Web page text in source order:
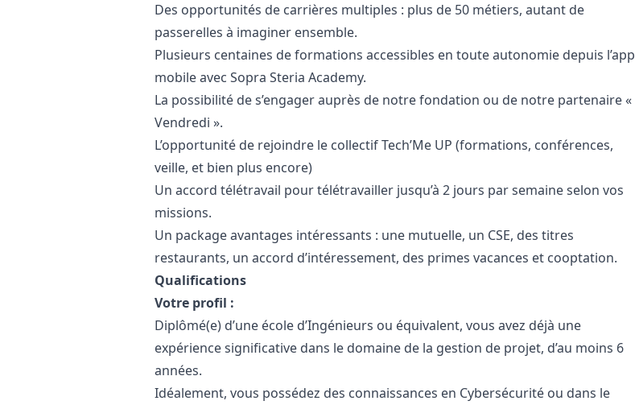
Des opportunités de carrières multiples : plus de 50 métiers, autant de
passerelles à imaginer ensemble.
Plusieurs centaines de formations accessibles en toute autonomie depuis l’app
mobile avec Sopra Steria Academy.
La possibilité de s’engager auprès de notre fondation ou de notre partenaire «
Vendredi ».
L’opportunité de rejoindre le collectif Tech’Me UP (formations, conférences,
veille, et bien plus encore)
Un accord télétravail pour télétravailler jusqu’à 2 jours par semaine selon vos
missions.
Un package avantages intéressants : une mutuelle, un CSE, des titres
restaurants, un accord d’intéressement, des primes vacances et cooptation.
Qualifications
Votre profil :
Diplômé(e) d’une école d’Ingénieurs ou équivalent, vous avez déjà une
expérience significative dans le domaine de la gestion de projet, d’au moins 6
années.
Idéalement, vous possédez des connaissances en Cybersécurité ou dans le